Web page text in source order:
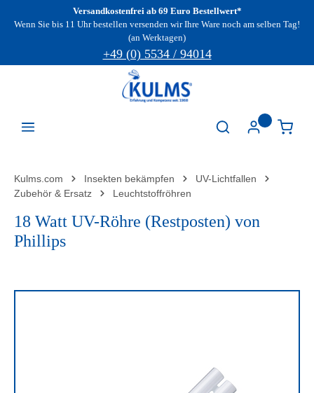
Zum Hauptinhalt springenVersandkostenfrei ab 69 Euro Bestellwert*
Wenn Sie bis 11 Uhr bestellen versenden wir Ihre Ware noch am selben Tag!
(an Werktagen)
+49 (0) 5534 / 94014
Kulms.com Insekten bekämpfen
UV-Lichtfallen
Zubehör & Ersatz
Leuchtstoffröhren
18 Watt UV-Röhre (Restposten) von
Phillips